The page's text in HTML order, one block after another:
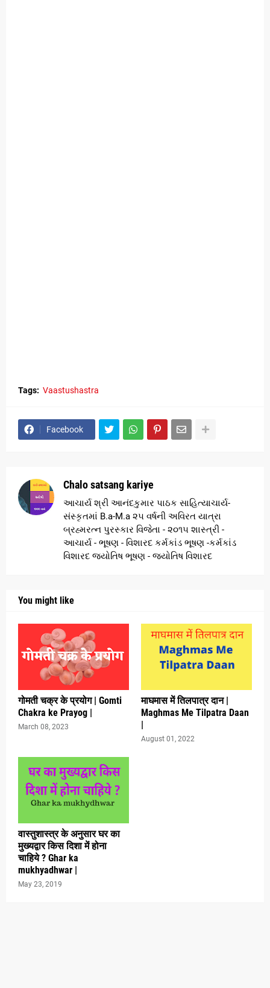
Tags: Vaastushastra
Facebook
Chalo satsang kariye
આચાર્ય શ્રી આનંદકુમાર પાઠક સાહિત્યાચાર્ય-
સંસ્કૃતમાં B.a-M.a ૨૫ વર્ષની અવિરત યાત્રા
બ્રહ્મરત્ન પુરસ્કાર વિજેતા - ૨૦૧૫ શાસ્ત્રી -
આચાર્ય - ભૂષણ - વિશારદ કર્મકાંડ ભૂષણ -કર્મકાંડ
વિશારદ જ્યોતિષ ભૂષણ - જ્યોતિષ વિશારદ
You might like
गोमती चक्र के प्रयोग | Gomti
Chakra ke Prayog |
March 08, 2023
माघमास में तिलपात्र दान |
Maghmas Me Tilpatra Daan
|
August 01, 2022
वास्तुशास्त्र के अनुसार घर का
मुख्यद्वार किस दिशा में होना
चाहिये ? Ghar ka
mukhyadhwar |
May 23, 2019